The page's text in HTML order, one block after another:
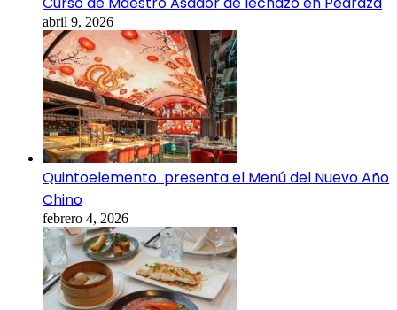
abril 9, 2026
Quintoelemento presenta el Menú del Nuevo Año
Chino
febrero 4, 2026